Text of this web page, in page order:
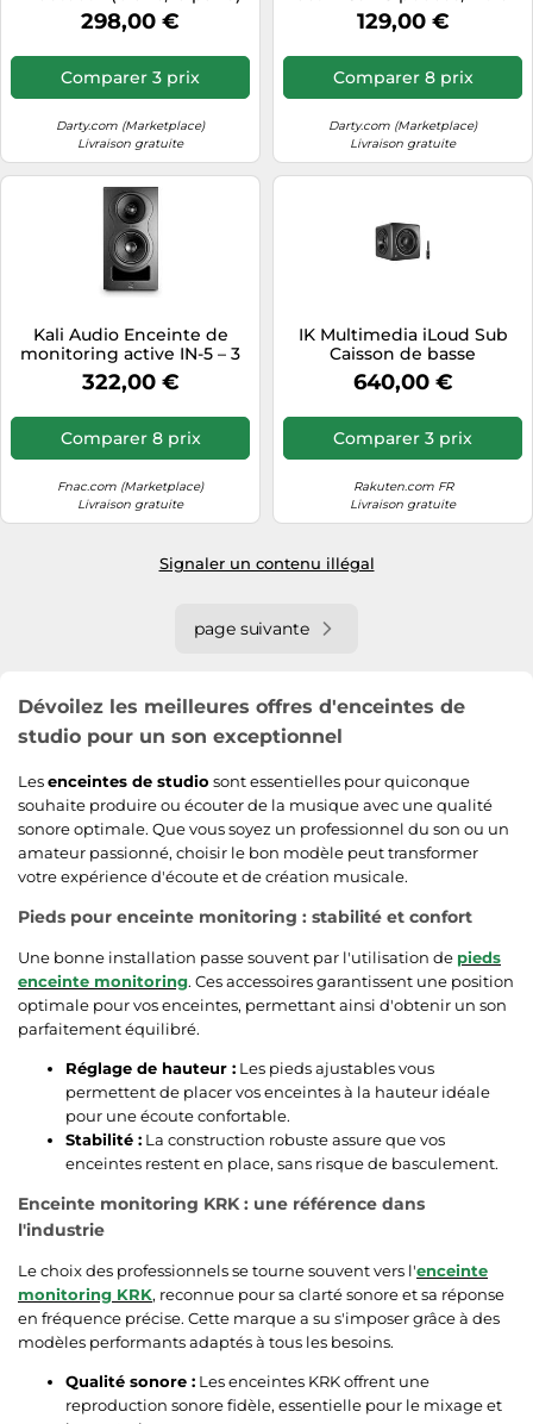
298,00 €
Comparer 3 prix
Darty.com (Marketplace)
Livraison gratuite
passe-bas 35 Hz, RCA – Noir
129,00 €
Comparer 8 prix
Darty.com (Marketplace)
Livraison gratuite
Kali Audio Enceinte de
monitoring active IN-5 – 3
voies tri-amplifiée 5" coaxial
– Noir
322,00 €
Comparer 8 prix
Fnac.com (Marketplace)
Livraison gratuite
IK Multimedia iLoud Sub
Caisson de basse
Subwoofer de studio ultra-
compact
640,00 €
Comparer 3 prix
Rakuten.com FR
Livraison gratuite
Signaler un contenu illégal
page suivante
Dévoilez les meilleures offres d'enceintes de
studio pour un son exceptionnel
Lesenceintes de studio sont essentielles pour quiconque
souhaite produire ou écouter de la musique avec une qualité
sonore optimale. Que vous soyez un professionnel du son ou un
amateur passionné, choisir le bon modèle peut transformer
votre expérience d'écoute et de création musicale.
Pieds pour enceinte monitoring : stabilité et confort
Une bonne installation passe souvent par l'utilisation de pieds
enceinte monitoring. Ces accessoires garantissent une position
optimale pour vos enceintes, permettant ainsi d'obtenir un son
parfaitement équilibré.
Réglage de hauteur : Les pieds ajustables vous
permettent de placer vos enceintes à la hauteur idéale
pour une écoute confortable.
Stabilité : La construction robuste assure que vos
enceintes restent en place, sans risque de basculement.
Enceinte monitoring KRK : une référence dans
l'industrie
Le choix des professionnels se tourne souvent vers l'enceinte
monitoring KRK, reconnue pour sa clarté sonore et sa réponse
en fréquence précise. Cette marque a su s'imposer grâce à des
modèles performants adaptés à tous les besoins.
Qualité sonore : Les enceintes KRK offrent une
reproduction sonore fidèle, essentielle pour le mixage et